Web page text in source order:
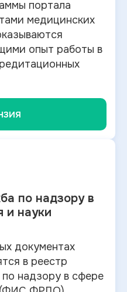
портала
медицинских
опыт работы в
по надзору в
и науки
документах
в реестр
надзору в сфере